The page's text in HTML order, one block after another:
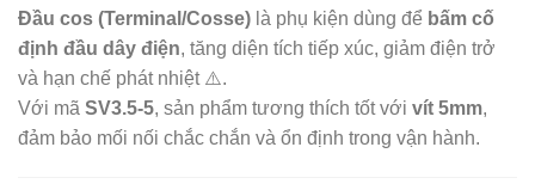
Đầu cos (Terminal/Cosse) là phụ kiện dùng để bấm cố
định đầu dây điện, tăng diện tích tiếp xúc, giảm điện trở
và hạn chế phát nhiệt ⚠️.
Với mã SV3.5-5, sản phẩm tương thích tốt với vít 5mm,
đảm bảo mối nối chắc chắn và ổn định trong vận hành.